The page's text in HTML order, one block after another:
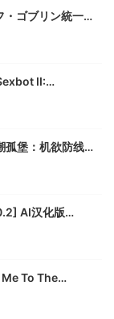
定位和与敌人
力不足以取
行伏击和推
敌军对抗，或者
期间掌控六个不
第 21 装甲师或
II:
孤堡：机欲防线
AI汉化版
To The